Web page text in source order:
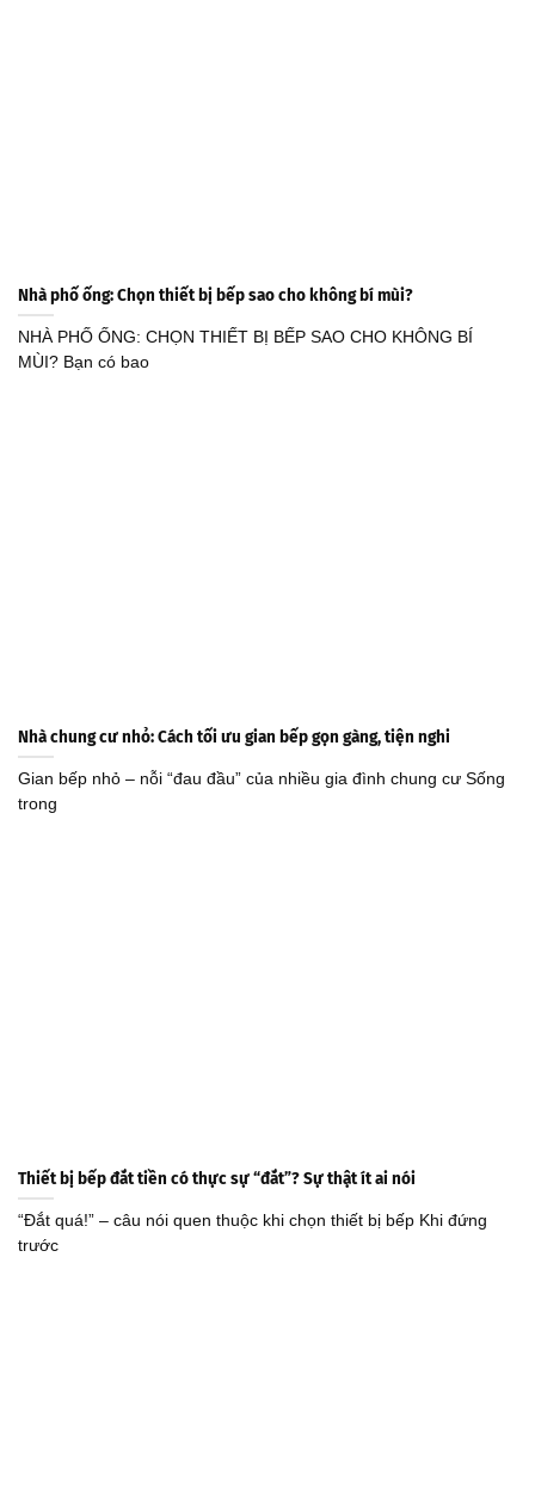
Nhà phố ống: Chọn thiết bị bếp sao cho không bí mùi?
NHÀ PHỐ ỐNG: CHỌN THIẾT BỊ BẾP SAO CHO KHÔNG BÍ
MÙI? Bạn có bao
Nhà chung cư nhỏ: Cách tối ưu gian bếp gọn gàng, tiện nghi
Gian bếp nhỏ – nỗi “đau đầu” của nhiều gia đình chung cư Sống
trong
Thiết bị bếp đắt tiền có thực sự “đắt”? Sự thật ít ai nói
“Đắt quá!” – câu nói quen thuộc khi chọn thiết bị bếp Khi đứng
trước